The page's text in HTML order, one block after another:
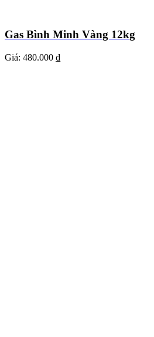
Gas Bình Minh Vàng 12kg
Giá: 480.000 ₫